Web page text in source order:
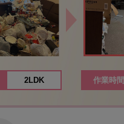
2LDK 作業時間